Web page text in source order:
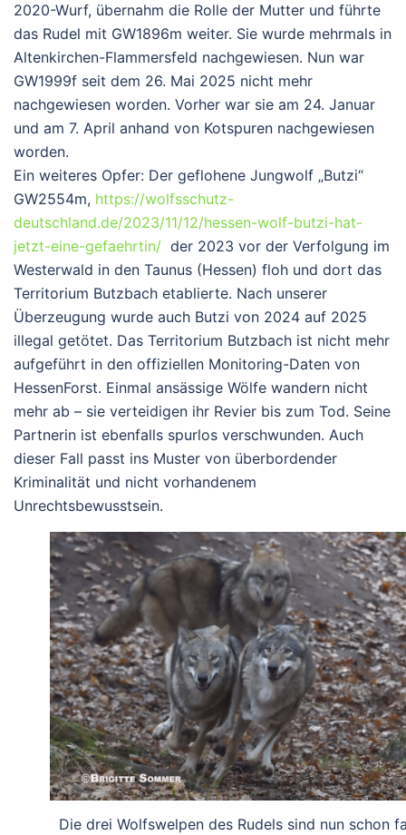
2020-Wurf, übernahm die Rolle der Mutter und führte
das Rudel mit GW1896m weiter. Sie wurde mehrmals in
Altenkirchen-Flammersfeld nachgewiesen. Nun war
GW1999f seit dem 26. Mai 2025 nicht mehr
nachgewiesen worden. Vorher war sie am 24. Januar
und am 7. April anhand von Kotspuren nachgewiesen
worden.
Ein weiteres Opfer: Der geflohene Jungwolf „Butzi“
GW2554m, https://wolfsschutz-
deutschland.de/2023/11/12/hessen-wolf-butzi-hat-
jetzt-eine-gefaehrtin/ der 2023 vor der Verfolgung im
Westerwald in den Taunus (Hessen) floh und dort das
Territorium Butzbach etablierte. Nach unserer
Überzeugung wurde auch Butzi von 2024 auf 2025
illegal getötet. Das Territorium Butzbach ist nicht mehr
aufgeführt in den offiziellen Monitoring-Daten von
HessenForst. Einmal ansässige Wölfe wandern nicht
mehr ab – sie verteidigen ihr Revier bis zum Tod. Seine
Partnerin ist ebenfalls spurlos verschwunden. Auch
dieser Fall passt ins Muster von überbordender
Kriminalität und nicht vorhandenem
Unrechtsbewusstsein.
Die drei Wolfswelpen des Rudels sind nun schon